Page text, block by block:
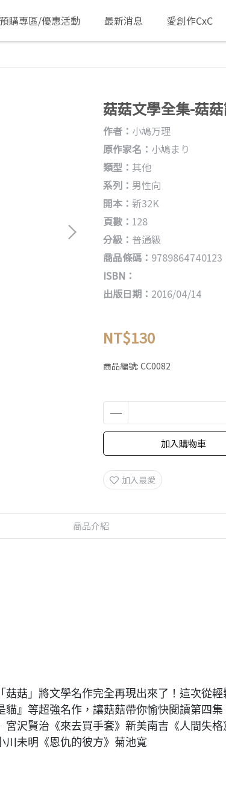
預購專區/優惠活動 最新消息 愛創作CxC
菇菇文學全集-菇
作者： 小鳩万理
原作家名： 小鳩まり
類型： 其他
系列： 男性向
開本： 新32K
頁數： 128
分級： 普通級
商品條碼： 9789864740123
ISBN：
出版日期： 2016/04/14
NT$130
商品編號: CC0082
加入購物車
加入最愛
商品介紹
菇」將文學名作完全再現出來了！這次從
貓』等超強名作，讓菇菇帶你愉快閱讀第四
宮沢賢治《來去買手套》新美南吉《人間失
川未明《恩仇的彼方》菊池寬